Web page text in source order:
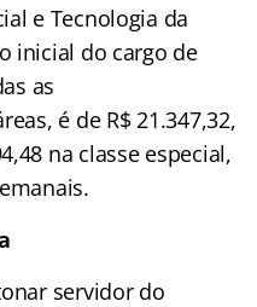
e Tecnologia da
inicial do cargo de
as
é de R$ 21.347,32,
na classe especial,
servidor do